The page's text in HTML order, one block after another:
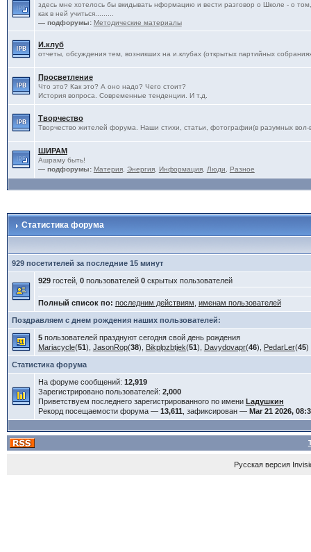
здесь мне хотелось бы вкидывать нформацию и вести разговор о Школе - о
как в ней учиться.........
— подфорумы: Методические материалы
И.клуб
отчеты, обсуждения тем, возникших на и.клубах (открытых партийных
Просветление
Что это? Как это? А оно надо? Чего стоит?
История вопроса. Современные тенденции. И т.д.
Творчество
Творчество жителей форума. Наши стихи, статьи, фотографии(в разумных вол-
ШИРАМ
Ашраму быть!
— подфорумы: Материя, Энергия, Информация, Люди Разное
Статистика форума
929 посетителей за последние 15 минут
929гостей, 0пользователей 0скрытых пользователей
Полный список по: последним действиям именам пользователей
Поздравляем с днем рождения наших пользователей:
5пользователей празднуют сегодня свой день рождения
Mariacycle(51), JasonRop(38), Bikplpzbtjek(51), Davydovapr(46), PedarLer(45)
Статистика форума
На форуме сообщений: 12,919
Зарегистрировано пользователей: 2,000
Приветствуем последнего зарегистрированного по имени Lадушкин
Рекорд посещаемости форума — 13,611 , зафиксирован — Mar 21 2026,
Русская версия